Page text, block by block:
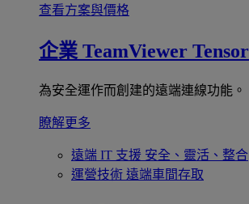
查看方案與價格
企業 TeamViewer Tensor
為安全運作而創建的遠端連線功能。
瞭解更多
遠端 IT 支援 安全、靈活、整合
運營技術 遠端車間存取